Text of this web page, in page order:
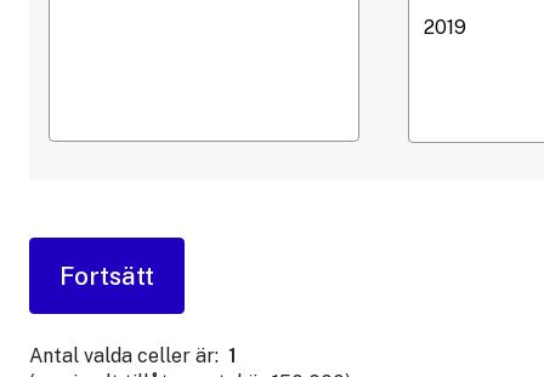
Antal valda celler är: 1